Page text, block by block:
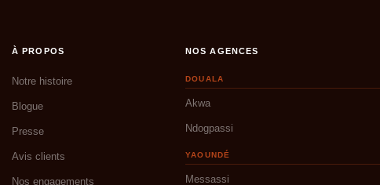
À PROPOS
Notre histoire
Blogue
Presse
Avis clients
Nos engagements
NOS AGENCES
DOUALA
Akwa
Ndogpassi
YAOUNDÉ
Messassi